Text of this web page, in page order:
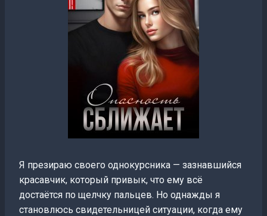
Я презираю своего однокурсника — зазнавшийся
красавчик, который привык, что ему всё
достаётся по щелчку пальцев. Но однажды я
становлюсь свидетельницей ситуации, когда ему